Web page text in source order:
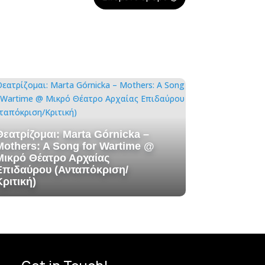
Marta Górnicka –
A Song for Wartime @
Θέατρο Αρχαίας
(Ανταπόκριση/